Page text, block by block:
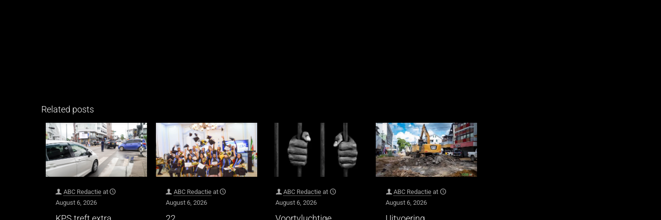
Related posts
ABC Redactie at
August 6, 2026
ABC Redactie at
August 6, 2026
ABC Redactie at
August 6, 2026
ABC Redactie at
August 6, 2026